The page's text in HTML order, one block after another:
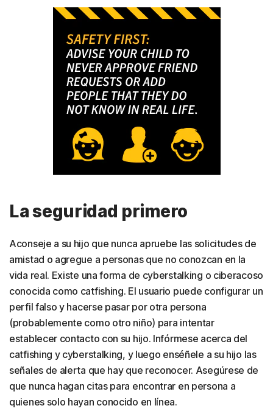
La seguridad primero
Aconseje a su hijo que nunca apruebe las solicitudes de
amistad o agregue a personas que no conozcan en la
vida real. Existe una forma de cyberstalking o ciberacoso
conocida como catfishing. El usuario puede configurar un
perfil falso y hacerse pasar por otra persona
(probablemente como otro niño) para intentar
establecer contacto con su hijo. Infórmese acerca del
catfishing y cyberstalking, y luego enséñele a su hijo las
señales de alerta que hay que reconocer. Asegúrese de
que nunca hagan citas para encontrar en persona a
quienes solo hayan conocido en línea.